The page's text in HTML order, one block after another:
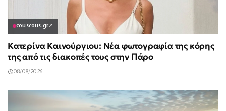
couscous.gr↗
Κατερίνα Καινούργιου: Νέα φωτογραφία της κόρης
της από τις διακοπές τους στην Πάρο
08/08/2026